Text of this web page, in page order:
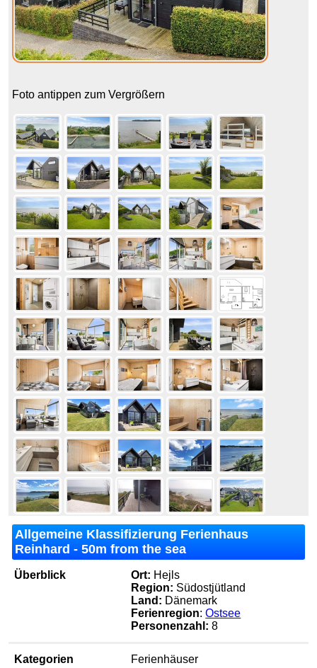
Foto antippen zum Vergrößern
Allgemeine Klassifizierung Ferienhaus
Reinhard - 50m from the sea
Überblick Ort: Hejls
Region: Südostjütland
Land: Dänemark
Ferienregion:Ostsee
Personenzahl: 8
Kategorien Ferienhäuser